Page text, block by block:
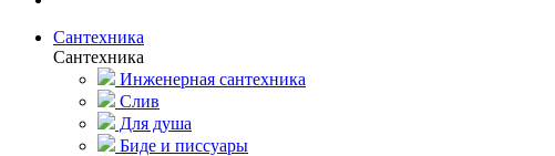
Сантехника
Сантехника
Инженерная сантехника
Слив
Для душа
Биде и писсуары